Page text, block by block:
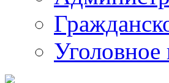
Уголовное